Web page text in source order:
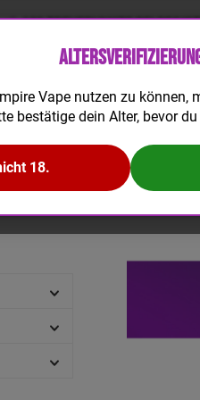
100 TREUEPUNKTE BEI
E-LIQUID
Vape nutzen zu
bestätige dein Alter, bevor
18.